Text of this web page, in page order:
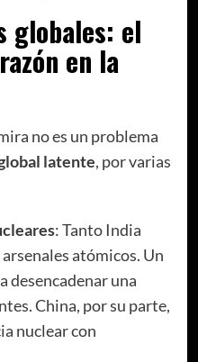
globales: el
en la
no es un problema
latente, por varias
: Tanto India
atómicos. Un
una
China, por su parte,
nuclear con